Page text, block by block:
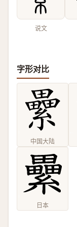
说文
字形对比
中国大陆
日本